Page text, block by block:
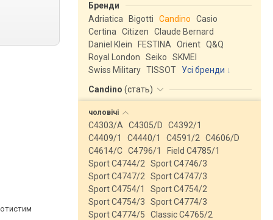
Бренди
Adriatica
Bigotti Candino
Casio
Certina
Citizen
Claude Bernard
Daniel Klein
FESTINA Orient Q&Q
Royal London
Seiko
SKMEI
Swiss Military TISSOT
Усі бренди
Candino (стать)
чоловічі
C4303/A C4305/D
C4392/1
C4409/1
C4440/1 C4591/2
C4606/D
C4614/C C4796/1
Field C4785/1
Sport C4744/2
Sport C4746/3
Sport C4747/2
Sport C4747/3
Sport C4754/1
Sport C4754/2
Sport C4754/3
Sport C4774/3
Sport C4774/5
Classic C4765/2